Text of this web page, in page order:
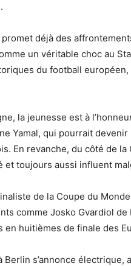
promet déjà des
un véritable choc au
du football
la jeunesse est à
Yamal, qui pourrait
En revanche, du côté de
et toujours aussi influent
de la Coupe du
comme Josko Gvardiol
en huitièmes de finale des
Berlin s’annonce